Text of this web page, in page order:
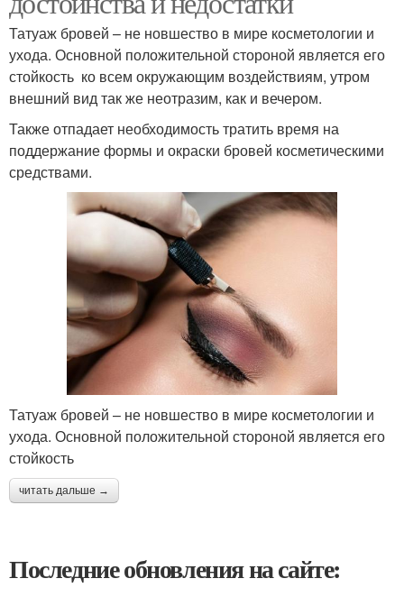
Татуаж бровей – не новшество в мире косметологии и
ухода. Основной положительной стороной является его
стойкость ко всем окружающим воздействиям, утром
внешний вид так же неотразим, как и вечером.
Также отпадает необходимость тратить время на
поддержание формы и окраски бровей косметическими
средствами.
Татуаж бровей – не новшество в мире косметологии и
ухода. Основной положительной стороной является его
стойкость
читать дальше →
Последние обновления на сайте: